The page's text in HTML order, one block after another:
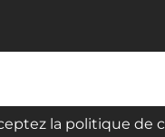
la politique de